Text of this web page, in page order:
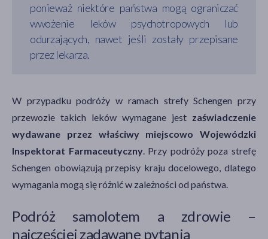
ponieważ niektóre państwa mogą ograniczać
wwożenie leków psychotropowych lub
odurzających, nawet jeśli zostały przepisane
przez lekarza.
W przypadku podróży w ramach strefy Schengen przy
przewozie takich leków wymagane jest zaświadczenie
wydawane przez właściwy miejscowo Wojewódzki
Inspektorat Farmaceutyczny. Przy podróży poza strefę
Schengen obowiązują przepisy kraju docelowego, dlatego
wymagania mogą się różnić w zależności od państwa.
Podróż samolotem a zdrowie –
najczęściej zadawane pytania